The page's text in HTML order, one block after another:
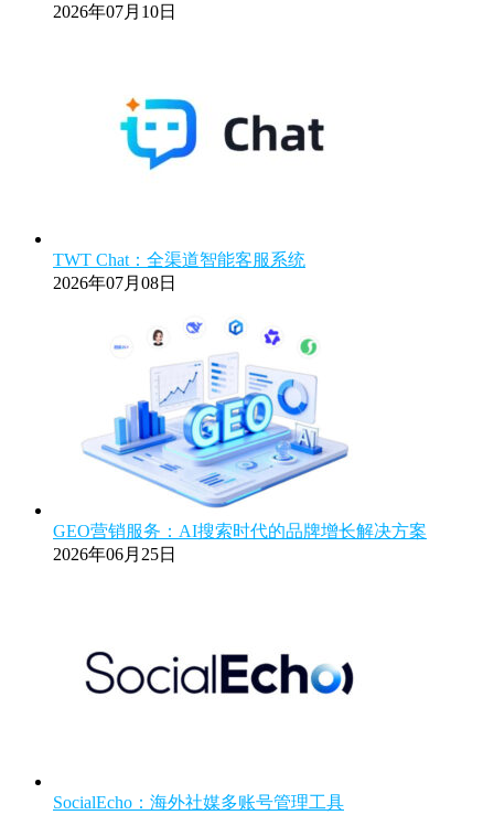
2026年07月10日
TWT Chat：全渠道智能客服系统
2026年07月08日
GEO营销服务：AI搜索时代的品牌增长解决方案
2026年06月25日
SocialEcho：海外社媒多账号管理工具